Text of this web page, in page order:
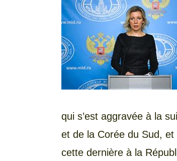
qui s’est aggravée à la
et de la Corée du Sud, et
cette dernière à la